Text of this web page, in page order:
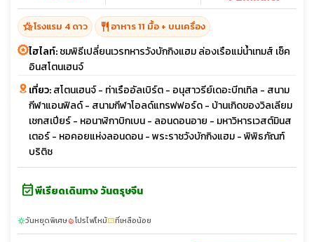
hotel_classโรงแรม 4 ดาว restaurant อาหาร 11 มื้อ + บนเครื่อง
ไฮไลท์:ชมพิธีเปลี่ยนเวรทหารวังบักกิงแฮม ล่องเรือแม่น้ำเทมส์ เช็ค
อินสโตนเฮนจ์
เที่ยว:สโตนเฮนจ์ - ท่าเรืออัลเบิร์ต - อนุสาวรีย์เดอะบีทเทิล - สนาม
กีฬาแอนฟิลด์ - สนามกีฬาโอลด์แทรฟฟอร์ด - บ้านเกิดของวิลเลียม
เชกสเปียร์ - หอนาฬิกาบิกเบน - ลอนดอนอาย - มหาวิหารเวสต์มินส
เตอร์ - หอคอยแห่งลอนดอน - พระราชวังบักกิงแฮม - พิพิธภัณฑ์
บริติช
event_availableพีเรียดเดินทาง วันตรุษจีน
sunnyวันหยุดพิเศษlocal_fire_departmentโปรไฟไหม้confirmation_numberที่เหลือน้อย